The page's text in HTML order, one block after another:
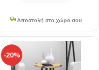
Αποστολή στο χώρο σου
-20%